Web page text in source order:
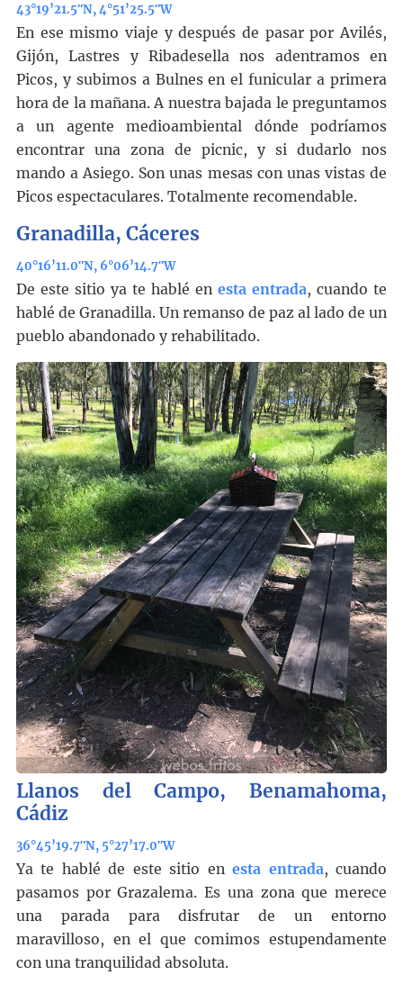
43°19’21.5″N, 4°51’25.5″W
En ese mismo viaje y después de pasar por Avilés,
Gijón, Lastres y Ribadesella nos adentramos en
Picos, y subimos a Bulnes en el funicular a primera
hora de la mañana. A nuestra bajada le preguntamos
a un agente medioambiental dónde podríamos
encontrar una zona de picnic, y si dudarlo nos
mando a Asiego. Son unas mesas con unas vistas de
Picos espectaculares. Totalmente recomendable.
Granadilla, Cáceres
40°16’11.0″N, 6°06’14.7″W
De este sitio ya te hablé enesta entrada, cuando te
hablé de Granadilla. Un remanso de paz al lado de un
pueblo abandonado y rehabilitado.
Llanos del Campo, Benamahoma,
Cádiz
36°45’19.7″N, 5°27’17.0″W
Ya te hablé de este sitio enesta entrada, cuando
pasamos por Grazalema. Es una zona que merece
una parada para disfrutar de un entorno
maravilloso, en el que comimos estupendamente
con una tranquilidad absoluta.